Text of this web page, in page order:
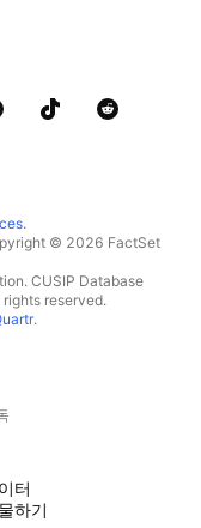
.
© 2026 FactSet
CUSIP Database
reserved.
.
터
하기